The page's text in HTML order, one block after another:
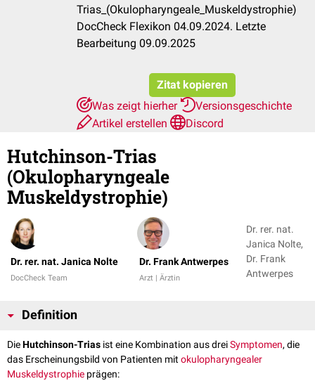
Trias_(Okulopharyngeale_Muskeldystrophie)
DocCheck Flexikon 04.09.2024. Letzte
Bearbeitung 09.09.2025
Zitat kopieren
Was zeigt hierher
Versionsgeschichte
Artikel erstellen
Discord
Hutchinson-Trias
(Okulopharyngeale
Muskeldystrophie)
Dr. rer. nat. Janica Nolte
DocCheck Team
Dr. Frank Antwerpes
Arzt | Ärztin
Dr. rer. nat.
Janica Nolte,
Dr. Frank
Antwerpes
Definition
DieHutchinson-Trias ist eine Kombination aus dreiSymptomen, die
das Erscheinungsbild von Patienten mitokulopharyngealer
Muskeldystrophie prägen: